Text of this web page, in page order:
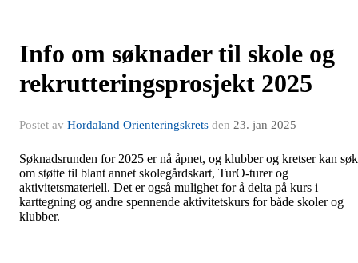
Info om søknader til skole og
rekrutteringsprosjekt 2025
Postet av Hordaland Orienteringskrets den 23. jan 2025
Søknadsrunden for 2025 er nå åpnet, og klubber og kretser kan
om støtte til blant annet skolegårdskart, TurO-turer og
aktivitetsmateriell. Det er også mulighet for å delta på kurs i
karttegning og andre spennende aktivitetskurs for både skoler og
klubber.